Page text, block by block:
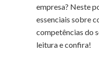
empresa? Neste
essenciais sobre
competências do
leitura e confira!